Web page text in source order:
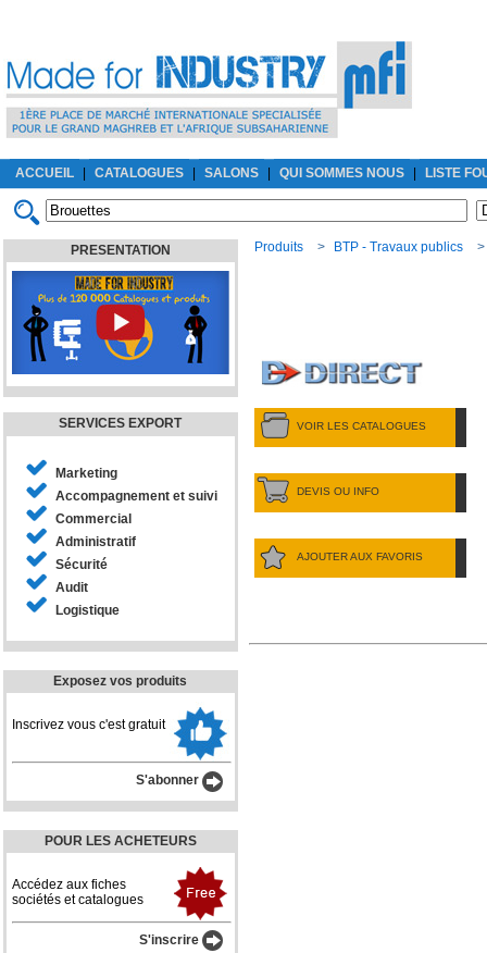
ACCUEIL CATALOGUES SALONS QUI SOMMES NOUS LISTE
PRESENTATION
SERVICES EXPORT
Marketing
Accompagnement et suivi
Commercial
Administratif
Sécurité
Audit
Logistique
Exposez vos produits
Inscrivez vous c'est gratuit
S'abonner
POUR LES ACHETEURS
Accédez aux fiches
sociétés et catalogues
S'inscrire
Produits > BTP - Travaux publics >
VOIR LES CATALOGUES
DEVIS OU INFO
AJOUTER AUX FAVORIS